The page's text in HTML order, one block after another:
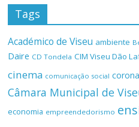
Tags
Académico de Viseu ambiente
Daire CD Tondela CIM Viseu Dão
cinema comunicação social
Câmara Municipal de
economia empreendedorismo